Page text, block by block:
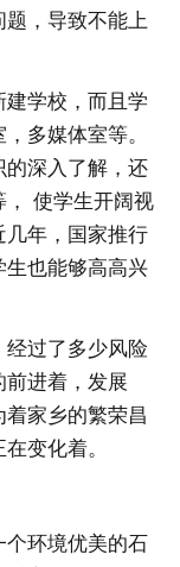
，导致不能上
学校，而且学
多媒体室等。
的深入了解，还
， 使学生开阔视
几年，国家推行
生也能够高高兴
过了多少风险
前进着，发展
家乡的繁荣昌
变化着。
个环境优美的石